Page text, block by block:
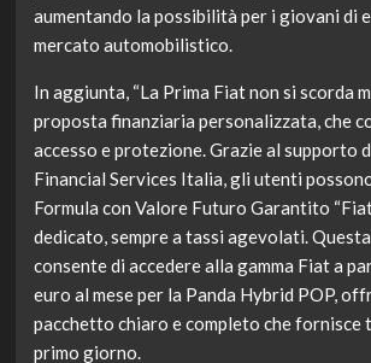
aumentando la possibilità per i giovani di
mercato automobilistico.
In aggiunta, “La Prima Fiat non si scorda
proposta finanziaria personalizzata, che
accesso e protezione. Grazie al supporto
Financial Services Italia, gli utenti
Formula con Valore Futuro Garantito
dedicato, sempre a tassi agevolati.
consente di accedere alla gamma Fiat a
euro al mese per la Panda Hybrid POP,
pacchetto chiaro e completo che fornisce
primo giorno.